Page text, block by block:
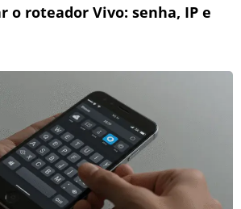
o roteador Vivo: senha, IP e